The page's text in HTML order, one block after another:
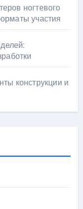
ногтевого
участия
конструкции и